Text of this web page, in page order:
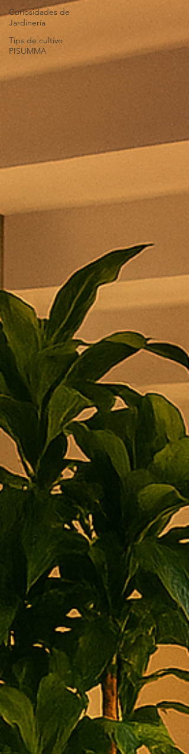
Curiosidades de
Jardinería
Tips de cultivo
PISUMMA